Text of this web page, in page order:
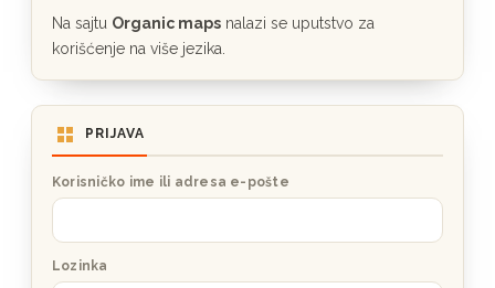
Na sajtu Organic maps nalazi se uputstvo za
korišćenje na više jezika.
PRIJAVA
Korisničko ime ili adresa e-pošte
Lozinka